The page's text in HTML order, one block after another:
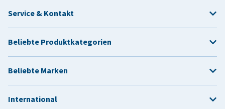
Service & Kontakt
Beliebte Produktkategorien
Beliebte Marken
International